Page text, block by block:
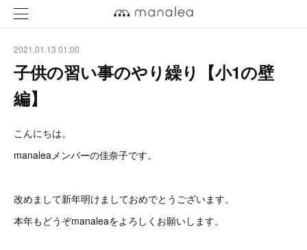
2021.01.13 01:00
子供の習い事のやり繰り【小1の壁
編】
こんにちは。
manaleaメンバーの佳奈子です。
改めまして新年明けましておめでとうございます。
本年もどうぞmanaleaをよろしくお願いします。